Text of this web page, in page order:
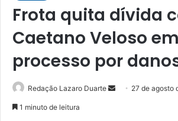
Frota quita dívida
Caetano Veloso em
processo por
Redação Lazaro Duarte
Mande27 de agosto
1 minuto de leitura